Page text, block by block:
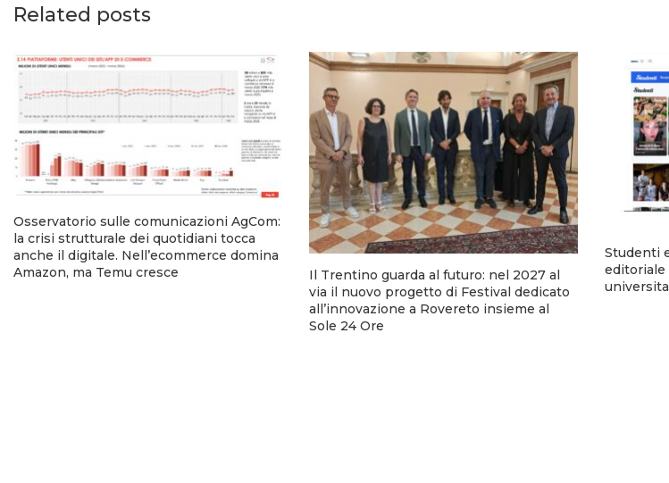
Related posts
Osservatorio sulle comunicazioni AgCom:
la crisi strutturale dei quotidiani tocca
anche il digitale. Nell’ecommerce domina
Amazon, ma Temu cresce
Il Trentino guarda al futuro: nel 2027 al
via il nuovo progetto di Festival dedicato
all’innovazione a Rovereto insieme al
Sole 24 Ore
Studenti
editoriale